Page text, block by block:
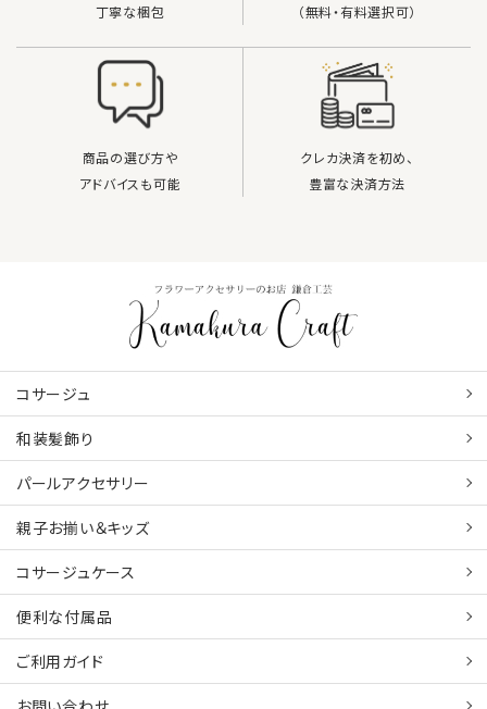
丁寧な梱包
（無料・有料選択可）
商品の選び方や
アドバイスも可能
クレカ決済を初め、
豊富な決済方法
コサージュ
和装髪飾り
パールアクセサリー
親子お揃い＆キッズ
コサージュケース
便利な付属品
ご利用ガイド